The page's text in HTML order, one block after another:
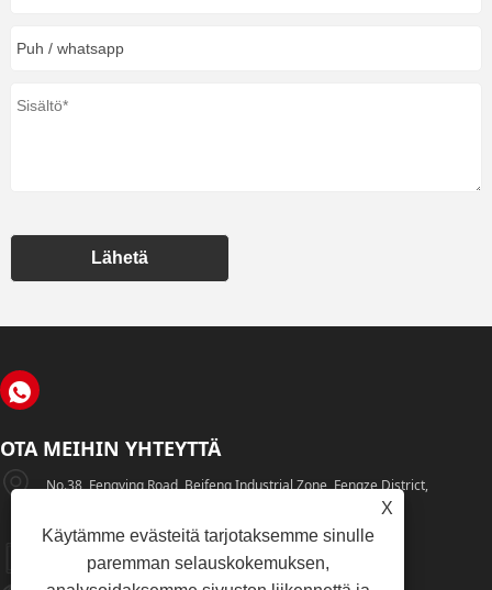
Lähetä
OTA MEIHIN YHTEYTTÄ
No.38, Fengying Road, Beifeng Industrial Zone, Fengze District,
+86-595-22777735
X
Käytämme evästeitä tarjotaksemme sinulle
paremman selauskokemuksen,